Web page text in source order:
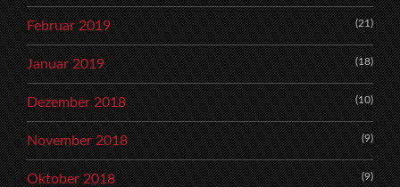
Februar 2019 (21)
Januar 2019 (18)
Dezember 2018 (10)
November 2018 (9)
Oktober 2018 (9)